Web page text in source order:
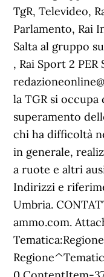
TgR, Televideo,
Parlamento, Rai
Salta al gruppo
, Rai Sport 2 PER
la TGR si
superamento
chi ha difficoltà
in generale,
a ruote e altri
Indirizzi e
Umbria.
ammo.com.